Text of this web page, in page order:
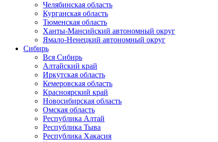
Челябинская область
Курганская область
Тюменская область
Ханты-Мансийский автономный округ
Ямало-Ненецкий автономный округ
Сибирь
Вся Сибирь
Алтайский край
Иркутская область
Кемеровская область
Красноярский край
Новосибирская область
Омская область
Республика Алтай
Республика Тыва
Республика Хакасия